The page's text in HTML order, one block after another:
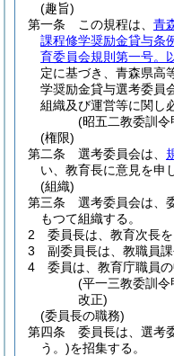
(趣旨)
第一条
この規程は、 青
課程修学奨励金貸与条
育委員会規則第一号。
定に基づき、青森県高
学奨励金貸与選考委員
組織及び運営等に関し
(昭五二教委訓
(権限)
第二条
選考委員会は、
い、教育長に意見を申
(組織)
第三条
選考委員会は、
もつて組織する。
2
委員長は、教育次長を
3
副委員長は、教職員
4
委員は、教育庁職員
(平一三教委訓
改正)
(委員長の職務)
第四条
委員長は、選考
う。)を招集する。